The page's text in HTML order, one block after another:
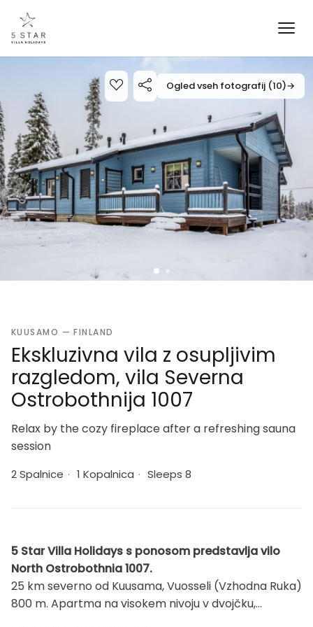
Ogled vseh fotografij (10)→
KUUSAMO — FINLAND
Ekskluzivna vila z osupljivim
razgledom, vila Severna
Ostrobothnija 1007
Relax by the cozy fireplace after a refreshing sauna
session
2 Spalnice · 1 Kopalnica · Sleeps 8
5 Star Villa Holidays s ponosom predstavlja vilo
North Ostrobothnia 1007.
25 km severno od Kuusama, Vuosseli (Vzhodna Ruka)
800 m. Apartma na visokem nivoju v dvojčku,